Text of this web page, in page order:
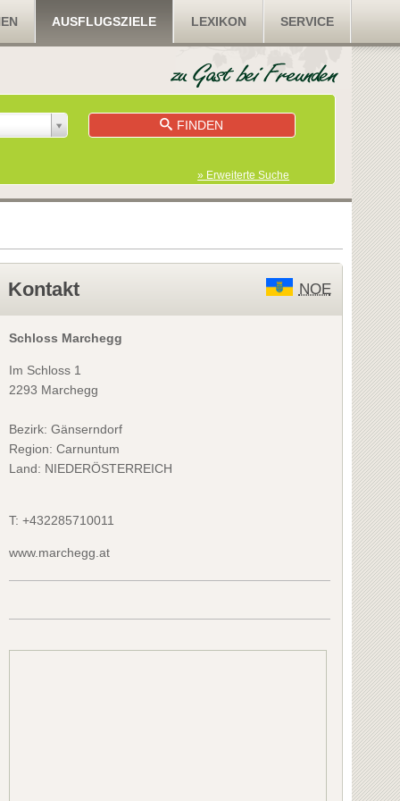
AUSFLUGSZIELE LEXIKON SERVICE
FINDEN
» Erweiterte Suche
Kontakt NOE
Schloss Marchegg
Im Schloss 1
2293 Marchegg
Bezirk: Gänserndorf
Region: Carnuntum
Land: NIEDERÖSTERREICH
T: +432285710011
www.marchegg.at